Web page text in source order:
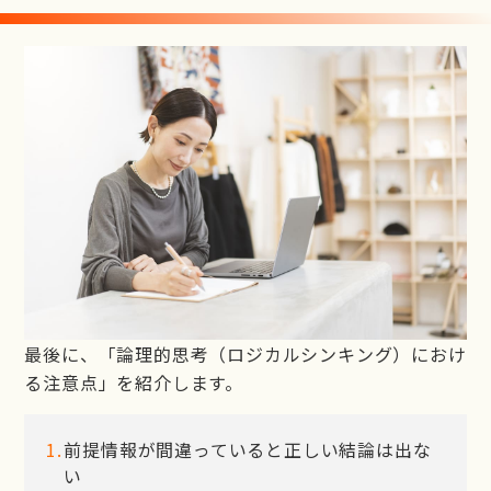
最後に、「論理的思考（ロジカルシンキング）におけ
る注意点」を紹介します。
前提情報が間違っていると正しい結論は出な
い